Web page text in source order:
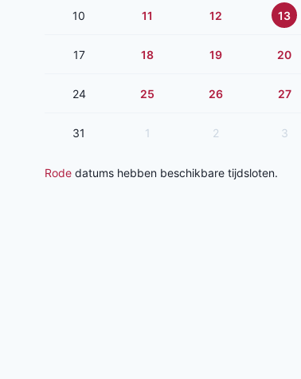
10 11 12 13
17 18 19 20
24 25 26 27
31 1 2 3
Rode datums hebben beschikbare tijdsloten.